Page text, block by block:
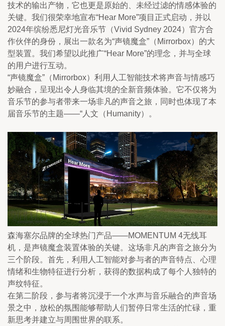
技术的输出产物，它也更是原始的、未经过滤的情感体验的
关键。我们很荣幸地宣布“Hear More”项目正式启动，并以
2024年缤纷悉尼灯光音乐节（Vivid Sydney 2024）官方合
作伙伴的身份，展出一款名为“声镜魔盒”（Mirrorbox）的大
型装置。我们希望以此推广“Hear More”的理念，并与全球
的用户进行互动。
“声镜魔盒”（Mirrorbox）利用人工智能技术将声音与情感巧
妙融合，呈现出令人身临其境的全新音频体验。它不仅将为
音乐节的参与者带来一场非凡的声音之旅，同时也体现了本
届音乐节的主题——“人文（Humanity）。
森海塞尔品牌的全球热门产品——MOMENTUM 4无线耳
机，是声镜魔盒装置体验的关键。这场非凡的声音之旅分为
三个阶段。首先，利用人工智能对参与者的声音特点、心理
情绪和生物特征进行分析，获得的数据构成了每个人独特的
声纹特征。
在第二阶段，参与者将沉浸于一个水声与音乐融合的声音场
景之中，放松的氛围能够帮助人们暂停日常生活的忙碌，重
新思考并建立与周围世界的联系。